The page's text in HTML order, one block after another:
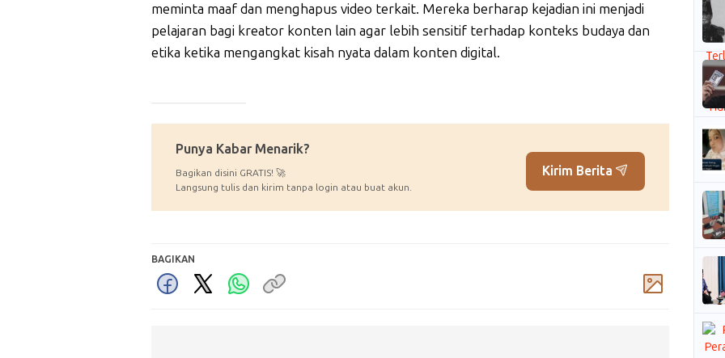
meminta maaf dan menghapus video terkait. Mereka berharap kejadian ini menjadi
pelajaran bagi kreator konten lain agar lebih sensitif terhadap konteks budaya dan
etika ketika mengangkat kisah nyata dalam konten digital.
Punya Kabar Menarik?
Bagikan disini GRATIS! 🚀
Langsung tulis dan kirim tanpa login atau buat akun.
Kirim Berita
BAGIKAN